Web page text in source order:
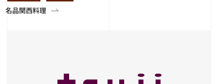
名品関西料理